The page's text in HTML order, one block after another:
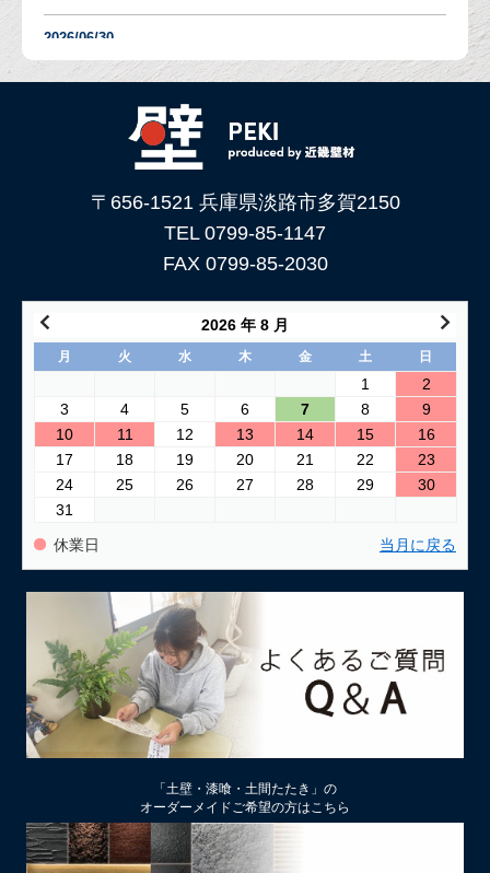
2026/06/30
塗り壁の「吸水調整」とは？DIYでも失敗しないための重要な
下地処理を解説
「土壁」と「漆喰」 仕上がり表情はどんな違いがある？
2026/05/29
土壁仕上げ材「塗ってくれい」がリニューアルしました！
コンクリートに土壁を塗る方法
2026/04/04
仕上げ材（漆喰や土壁）が部分的に剥がれた壁の塗り替え方法
2026/03/24
古い壁の塗り替え｜失敗しない下地処理のポイント
2026/03/06
「壁カラー」はどんな塗り壁材の着色に使える もちろん土壁
にも！
土壁リフォーム時アクが出たり、出なかったりするのはなぜ？
2026/02/12
土壁仕上げ材「塗ってくれい」「やすらぎ」の色をうすく、淡
くするには
2026/01/22
厚付け補修用中塗り漆喰ドカッと！は滑らかな表面にもできる
〒656-1521 兵庫県淡路市多賀2150
TEL 0799-85-1147
FAX 0799-85-2030
2026 年 8 月
月 火 水 木 金 土 日
1
2
3
4 5 6 7 8
9
10
11 12 13 14 15
16
17
18 19 20 21 22
23
24
25 26 27 28 29
30
31
休業日 当月に戻る
「土壁・漆喰・土間たたき」の
オーダーメイドご希望の方はこちら